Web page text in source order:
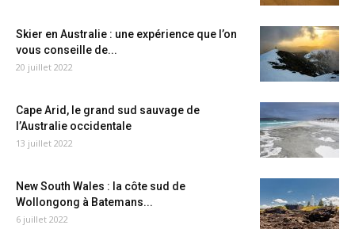
Skier en Australie : une expérience que l’on
vous conseille de...
20 juillet 2022
Cape Arid, le grand sud sauvage de
l’Australie occidentale
13 juillet 2022
New South Wales : la côte sud de
Wollongong à Batemans...
6 juillet 2022